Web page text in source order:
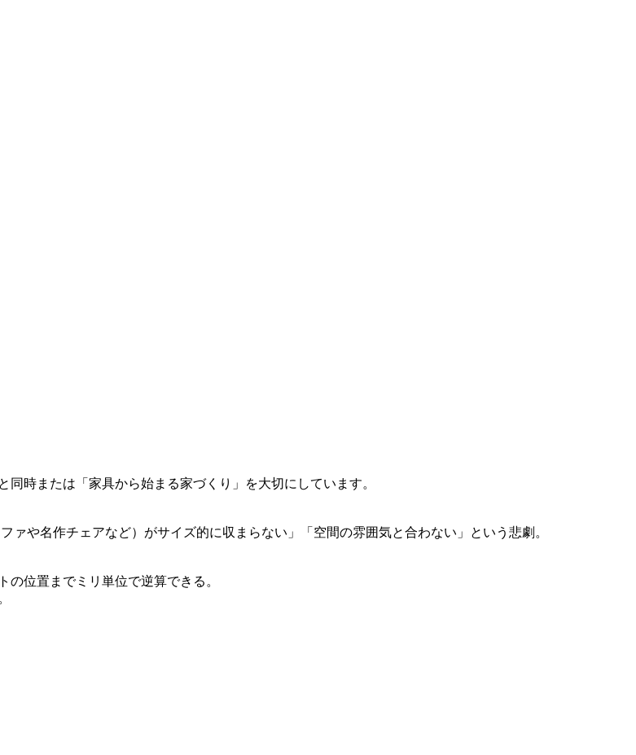
時または「家具から始まる家づくり」を大切にしています。
ァや名作チェアなど）がサイズ的に収まらない」「空間の雰囲気と合わない」という悲劇。
位置までミリ単位で逆算できる。